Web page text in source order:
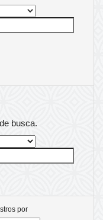
busca.
por